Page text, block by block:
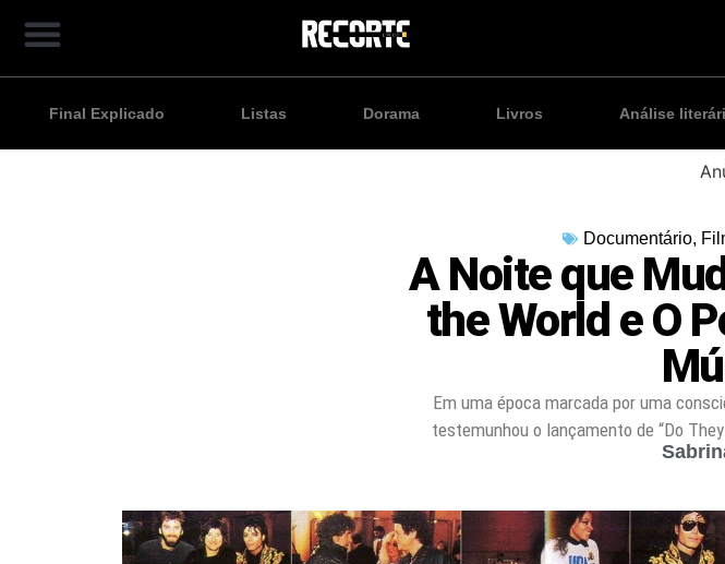
Final Explicado Listas Dorama Livros Análise
Documentário,
A Noite que
the World e O
Em uma época marcada por uma
testemunhou o lançamento de “Do